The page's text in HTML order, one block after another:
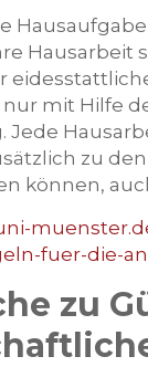
Hausarbeit
mit Hilfe
Jede
zu
können,
fuer-die-
zu